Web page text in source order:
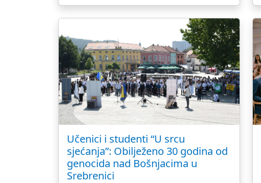
Učenici i studenti “U srcu
sjećanja”: Obilježeno 30 godina od
genocida nad Bošnjacima u
Srebrenici